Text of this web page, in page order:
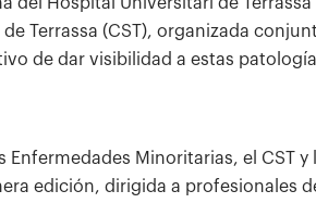
Terrassa (CST), organizada
de dar visibilidad a estas
Minoritarias, el CST
edición, dirigida a profesionales